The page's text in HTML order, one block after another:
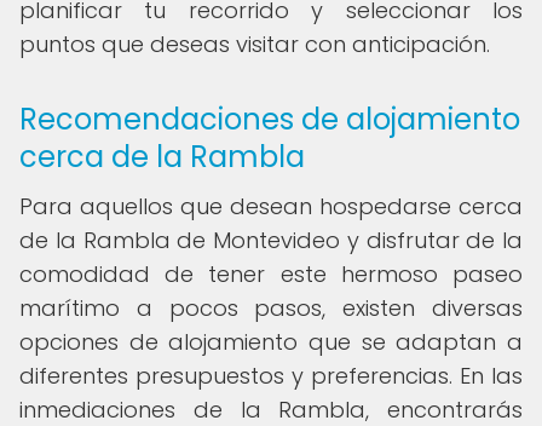
planificar tu recorrido y seleccionar los
puntos que deseas visitar con anticipación.
Recomendaciones de alojamiento
cerca de la Rambla
Para aquellos que desean hospedarse cerca
de la Rambla de Montevideo y disfrutar de la
comodidad de tener este hermoso paseo
marítimo a pocos pasos, existen diversas
opciones de alojamiento que se adaptan a
diferentes presupuestos y preferencias. En las
inmediaciones de la Rambla, encontrarás